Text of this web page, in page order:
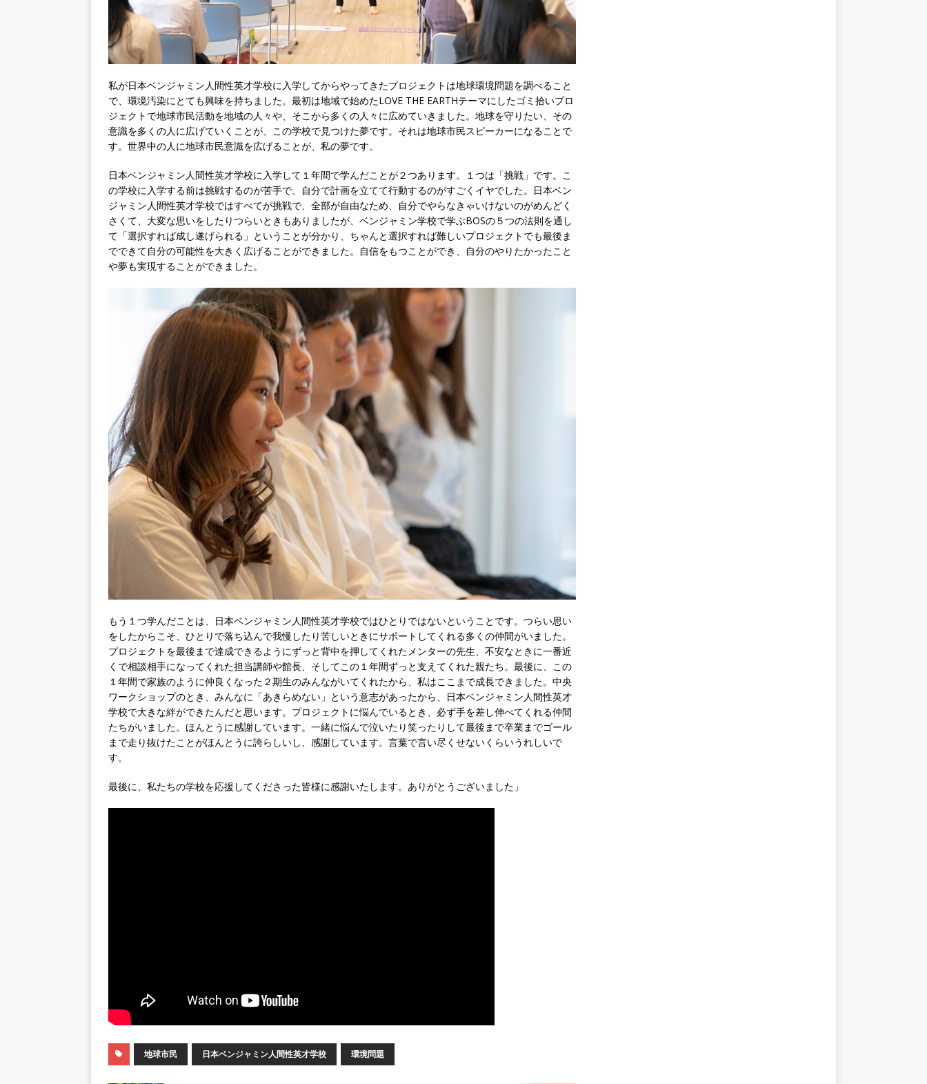
私が日本ベンジャミン人間性英才学校に入学してからやってきたプロジェクトは地球環境問題を調べること
で、環境汚染にとても興味を持ちました。最初は地域で始めたLOVE THE EARTHテーマにしたゴミ拾いプロ
ジェクトで地球市民活動を地域の人々や、そこから多くの人々に広めていきました。地球を守りたい、その
意識を多くの人に広げていくことが、この学校で見つけた夢です。それは地球市民スピーカーになることで
す。世界中の人に地球市民意識を広げることが、私の夢です。
日本ベンジャミン人間性英才学校に入学して１年間で学んだことが２つあります。１つは「挑戦」です。こ
の学校に入学する前は挑戦するのが苦手で、自分で計画を立てて行動するのがすごくイヤでした。日本ベン
ジャミン人間性英才学校ではすべてが挑戦で、全部が自由なため、自分でやらなきゃいけないのがめんどく
さくて、大変な思いをしたりつらいときもありましたが、ベンジャミン学校で学ぶBOSの５つの法則を通し
て「選択すれば成し遂げられる」ということが分かり、ちゃんと選択すれば難しいプロジェクトでも最後ま
でできて自分の可能性を大きく広げることができました。自信をもつことができ、自分のやりたかったこと
や夢も実現することができました。
もう１つ学んだことは、日本ベンジャミン人間性英才学校ではひとりではないということです。つらい思い
をしたからこそ、ひとりで落ち込んで我慢したり苦しいときにサポートしてくれる多くの仲間がいました。
プロジェクトを最後まで達成できるようにずっと背中を押してくれたメンターの先生、不安なときに一番近
くで相談相手になってくれた担当講師や館長、そしてこの１年間ずっと支えてくれた親たち。最後に、この
１年間で家族のように仲良くなった２期生のみんながいてくれたから、私はここまで成長できました。中央
ワークショップのとき、みんなに「あきらめない」という意志があったから、日本ベンジャミン人間性英才
学校で大きな絆ができたんだと思います。プロジェクトに悩んでいるとき、必ず手を差し伸べてくれる仲間
たちがいました。ほんとうに感謝しています。一緒に悩んで泣いたり笑ったりして最後まで卒業までゴール
まで走り抜けたことがほんとうに誇らしいし、感謝しています。言葉で言い尽くせないくらいうれしいで
す。
最後に、私たちの学校を応援してくださった皆様に感謝いたします。ありがとうございました」
地球市民 日本ベンジャミン人間性英才学校 環境問題